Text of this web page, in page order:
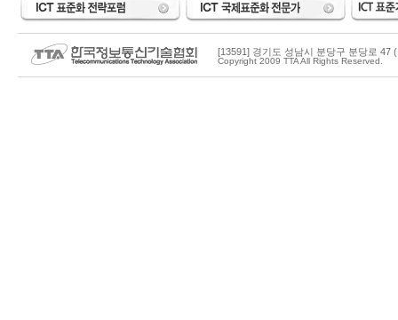
[13591] 경기도 성남시 분당구 분당로 47
Copyright 2009 TTA All Rights Reserved.